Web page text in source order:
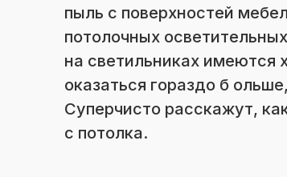
пыль с поверхностей
потолочных
на светильниках имеются
оказаться гораздо б
Суперчисто расскажут,
с потолка.